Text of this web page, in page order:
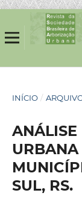
INÍCIO /
SUL, RS.